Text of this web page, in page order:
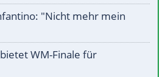
"Nicht mehr mein
WM-Finale für